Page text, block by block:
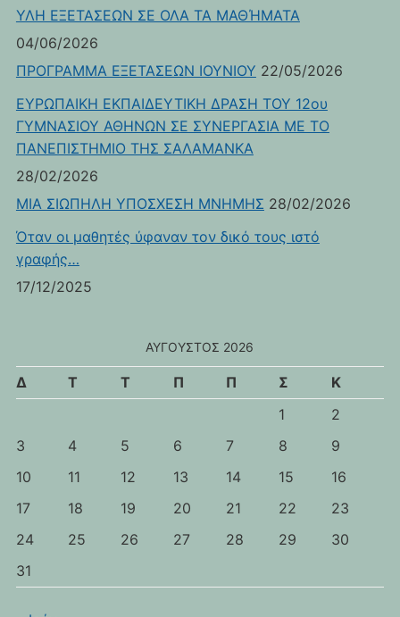
ΥΛΗ ΕΞΕΤΑΣΕΩΝ ΣΕ ΟΛΑ ΤΑ ΜΑΘΉΜΑΤΑ
04/06/2026
ΠΡΟΓΡΑΜΜΑ ΕΞΕΤΑΣΕΩΝ ΙΟΥΝΙΟΥ 22/05/2026
ΕΥΡΩΠΑΙΚΗ ΕΚΠΑΙΔΕΥΤΙΚΗ ΔΡΑΣΗ ΤΟΥ 12ου
ΓΥΜΝΑΣΙΟΥ ΑΘΗΝΩΝ ΣΕ ΣΥΝΕΡΓΑΣΙΑ ΜΕ ΤΟ
ΠΑΝΕΠΙΣΤΗΜΙΟ ΤΗΣ ΣΑΛΑΜΑΝΚΑ
28/02/2026
ΜΙΑ ΣΙΩΠΗΛΗ ΥΠΟΣΧΕΣΗ ΜΝΗΜΗΣ 28/02/2026
Όταν οι μαθητές ύφαναν τον δικό τους ιστό
γραφής…
17/12/2025
ΑΎΓΟΥΣΤΟΣ 2026
Δ Τ Τ Π Π Σ
Κ
1
2
3
4 5 6 7 8
9
10
11 12 13 14 15
16
17
18 19 20 21 22
23
24
25 26 27 28 29
30
31